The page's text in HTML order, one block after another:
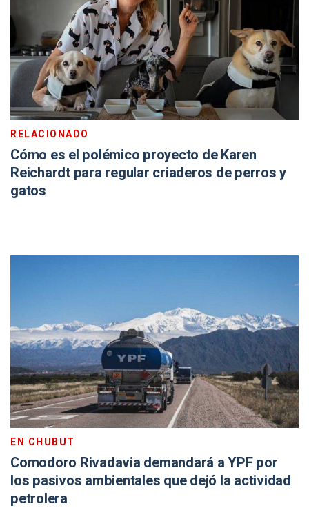
RELACIONADO
Cómo es el polémico proyecto de Karen
Reichardt para regular criaderos de perros y
gatos
EN CHUBUT
Comodoro Rivadavia demandará a YPF por
los pasivos ambientales que dejó la actividad
petrolera